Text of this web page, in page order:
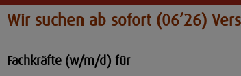
Wir suchen ab sofort (06’26)
Fachkräfte (w/m/d) für